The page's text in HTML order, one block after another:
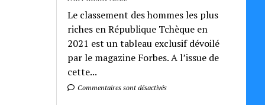
Le classement des hommes les plus
riches en République Tchèque en
2021 est un tableau exclusif dévoilé
par le magazine Forbes. A l’issue de
cette...
Commentaires sont désactivés